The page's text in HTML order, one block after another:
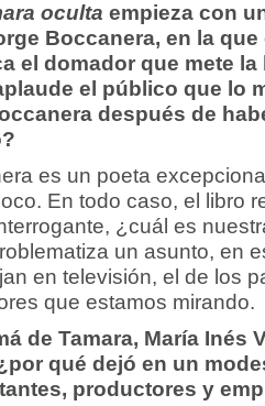
oculta empieza con
Boccanera, en la
el domador que mete
el público que lo
después de
es un poeta
En todo caso, el libro
¿cuál es
un asunto, en
en televisión, el de los
que estamos mirando.
de Tamara, María Inés
qué dejó en un
productores y